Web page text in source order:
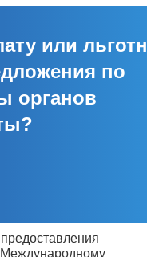
Документы
на прием
или
по
органов